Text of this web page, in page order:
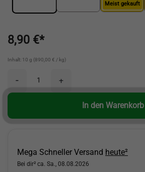
Meist gekauft
8,90 €*
Inhalt: 10 g (890,00 € / kg)
- +
In den Warenkorb
Mega Schneller Versand heute²
Bei dir² ca. Sa., 08.08.2026